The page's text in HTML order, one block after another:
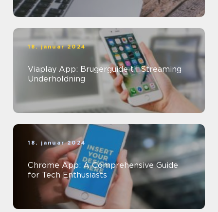
18. januar 2024
Viaplay App: Brugerguide til Streaming
Underholdning
18. januar 2024
Chrome App: A Comprehensive Guide
for Tech Enthusiasts